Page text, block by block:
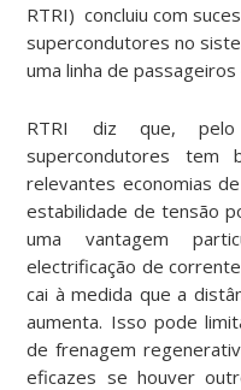
RTRI) concluiu com
supercondutores no
uma linha de passageiros
RTRI diz que,
supercondutores tem
relevantes economias
estabilidade de tensão
uma vantagem
electrificação de
cai à medida que a
aumenta. Isso pode
de frenagem
eficazes se houver